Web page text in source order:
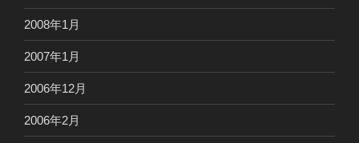
2008年1月
2007年1月
2006年12月
2006年2月